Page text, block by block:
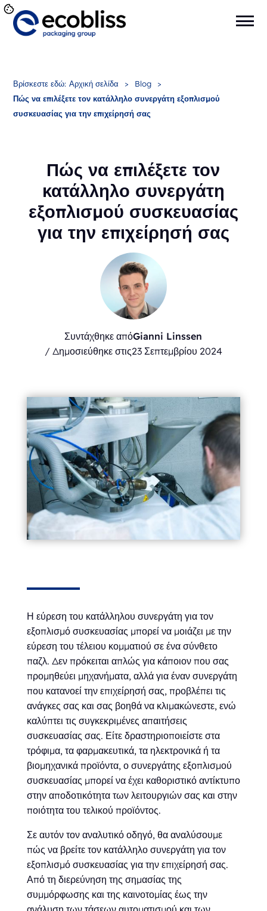
Βρίσκεστε εδώ: Αρχική σελίδα > Blog
>
Πώς να επιλέξετε τον κατάλληλο συνεργάτη εξοπλισμού
συσκευασίας για την επιχείρησή σας
Πώς να επιλέξετε τον
κατάλληλο συνεργάτη
εξοπλισμού συσκευασίας
για την επιχείρησή σας
Συντάχθηκε απόGianni Linssen
/ Δημοσιεύθηκε στις23 Σεπτεμβρίου 2024
Η εύρεση του κατάλληλου συνεργάτη για τον
εξοπλισμό συσκευασίας μπορεί να μοιάζει με την
εύρεση του τέλειου κομματιού σε ένα σύνθετο
παζλ. Δεν πρόκειται απλώς για κάποιον που σας
προμηθεύει μηχανήματα, αλλά για έναν συνεργάτη
που κατανοεί την επιχείρησή σας, προβλέπει τις
ανάγκες σας και σας βοηθά να κλιμακώνεστε, ενώ
καλύπτει τις συγκεκριμένες απαιτήσεις
συσκευασίας σας. Είτε δραστηριοποιείστε στα
τρόφιμα, τα φαρμακευτικά, τα ηλεκτρονικά ή τα
βιομηχανικά προϊόντα, ο συνεργάτης εξοπλισμού
συσκευασίας μπορεί να έχει καθοριστικό αντίκτυπο
στην αποδοτικότητα των λειτουργιών σας και στην
ποιότητα του τελικού προϊόντος.
Σε αυτόν τον αναλυτικό οδηγό, θα αναλύσουμε
πώς να βρείτε τον κατάλληλο συνεργάτη για τον
εξοπλισμό συσκευασίας για την επιχείρησή σας.
Από τη διερεύνηση της σημασίας της
συμμόρφωσης και της καινοτομίας έως την